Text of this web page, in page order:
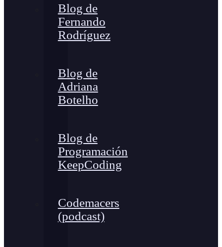
Blog de
Fernando
Rodríguez
Blog de
Adriana
Botelho
Blog de
Programación
KeepCoding
Codemacers
(podcast)